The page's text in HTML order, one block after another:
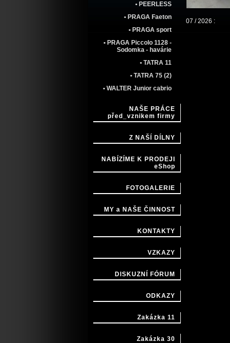
• PEERLESS
• PRAGA Faeton
• PRAGA sport
• PRAGA Piccolo 1128 -
Sodomka - havárie
• TATRA 11
• TATRA 75 (2)
• WALTER Junior cabrio
NAŠE PRÁCE
před_vznikem firmy
Z NAŠÍ DÍLNY
NABÍZÍME K PRODEJI
eShop
FOTOGALERIE
MY a NAŠE ČINNOST
KONTAKTY
VZKAZY
DISKUZNÍ FÓRUM
ODKAZY
Zakázka 11
Zakázka 30
07 / 2026 :